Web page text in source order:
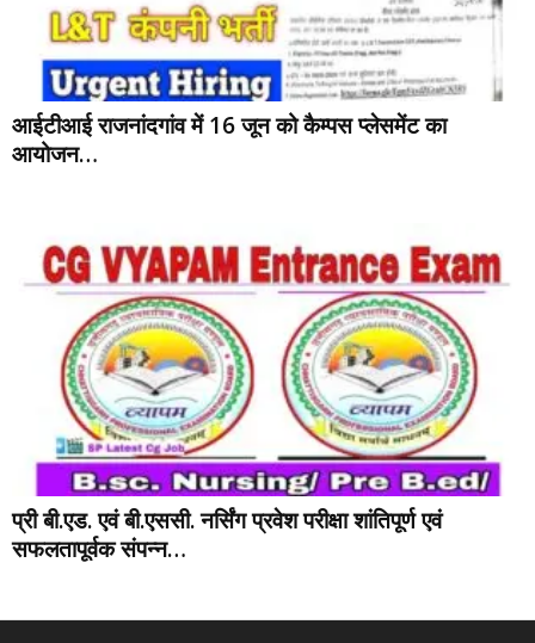
आईटीआई राजनांदगांव में 16 जून को कैम्पस प्लेसमेंट का
आयोजन…
प्री बी.एड. एवं बी.एससी. नर्सिंग प्रवेश परीक्षा शांतिपूर्ण एवं
सफलतापूर्वक संपन्न…